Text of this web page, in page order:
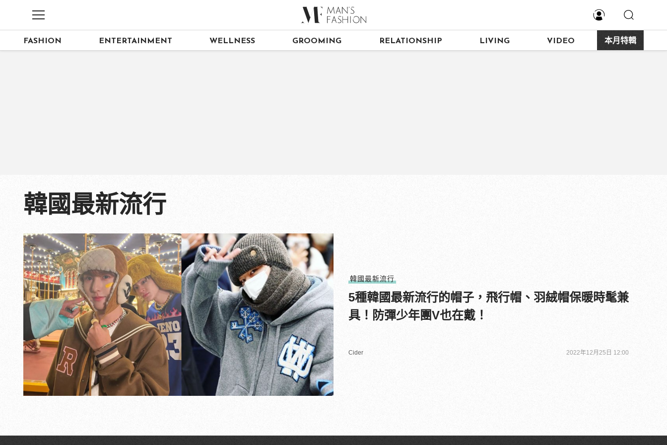
FASHION ENTERTAINMENT WELLNESS GROOMING RELATIONSHIP LIVING VIDEO 本月特輯
韓國最新流行
韓國最新流行
5種韓國最新流行的帽子，飛行帽、羽絨帽保暖時髦兼
具！防彈少年團V也在戴！
Cider 2022年12月25日 12:00